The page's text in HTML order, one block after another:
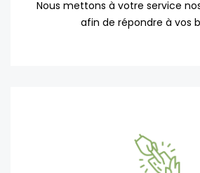
Nous mettons à votre service
afin de répondre à vos